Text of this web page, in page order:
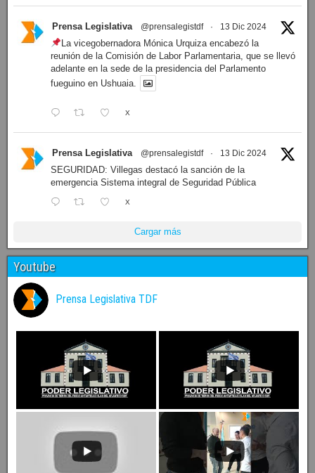
Prensa Legislativa @prensalegistdf · 13 Dic 2024
La vicegobernadora Mónica Urquiza encabezó la
reunión de la Comisión de Labor Parlamentaria, que se llevó
adelante en la sede de la presidencia del Parlamento
fueguino en Ushuaia.
X
Prensa Legislativa @prensalegistdf · 13 Dic 2024
SEGURIDAD: Villegas destacó la sanción de la
emergencia Sistema integral de Seguridad Pública
X
Cargar más
Youtube
Prensa Legislativa TDF